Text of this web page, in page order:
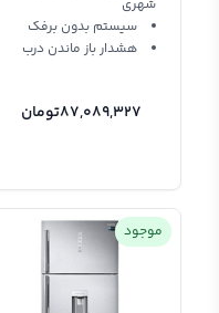
شهری
سیستم بدون برفک
هشدار باز ماندن درب
87,089,327تومان
موجود